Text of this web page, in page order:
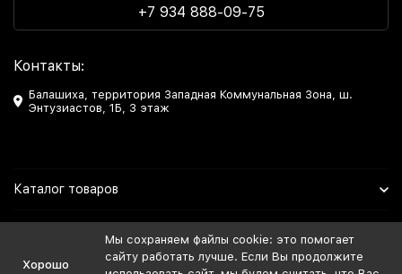
+7 934 888-09-75
Контакты:
Балашиха, территория Западная Коммунальная Зона, ш.
Энтузиастов, 1Б, 3 этаж
Каталог товаров
Хорошо
Мы сохраняем файлы cookie: это помогает
сайту работать лучше. Если Вы продолжите